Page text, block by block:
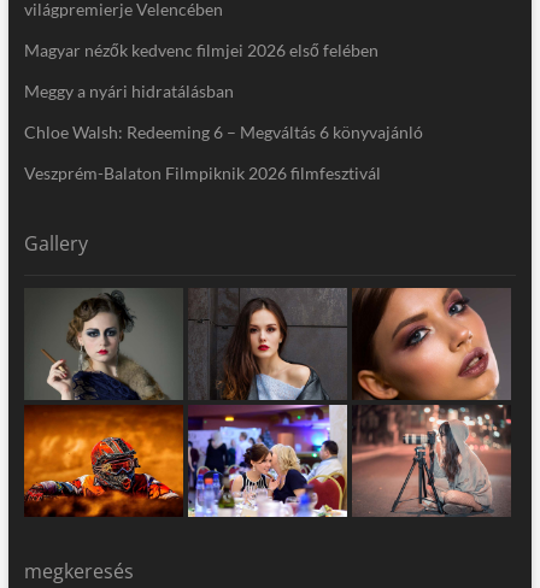
világpremierje Velencében
Magyar nézők kedvenc filmjei 2026 első felében
Meggy a nyári hidratálásban
Chloe Walsh: Redeeming 6 – Megváltás 6 könyvajánló
Veszprém-Balaton Filmpiknik 2026 filmfesztivál
Gallery
megkeresés